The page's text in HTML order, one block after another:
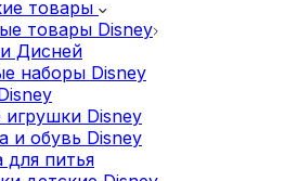
товары
товары Disney
Дисней
наборы Disney
игрушки Disney
и обувь Disney
для питья